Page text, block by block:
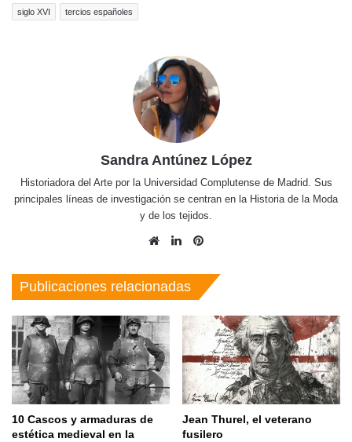
siglo XVI tercios españoles
Sandra Antúnez López
Historiadora del Arte por la Universidad Complutense de Madrid. Sus
principales líneas de investigación se centran en la Historia de la Moda
y de los tejidos.
Sitio
LinkedIn
Publicaciones relacionadas
10 Cascos y armaduras de
estética medieval en la
Jean Thurel, el veterano
fusilero